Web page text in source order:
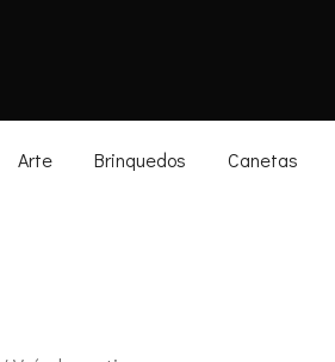
Arte Brinquedos Canetas